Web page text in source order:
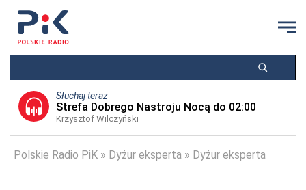
Słuchaj teraz
Strefa Dobrego Nastroju Nocą do 02:00
Krzysztof Wilczyński
Polskie Radio PiK Dyżur eksperta Dyżur eksperta